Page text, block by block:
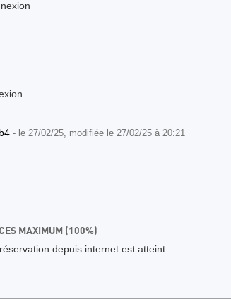
- le 27/02/25, modifiée le 27/02/25 à 20:21
MAXIMUM (100%)
depuis internet est atteint.